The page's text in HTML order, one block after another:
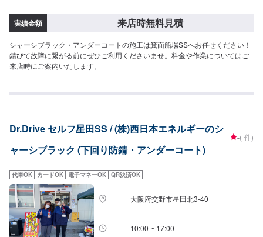
実績金額 来店時無料見積
シャーシブラック・アンダーコートの施工は箕面船場SSへお任せください！
錆びて故障に繋がる前にぜひご利用くださいませ。料金や作業についてはご
来店時にご案内いたします。
Dr.Drive セルフ星田SS / (株)西日本エネルギーのシ
ャーシブラック (下回り防錆・アンダーコート)
-(-件)
代車OK カードOK 電子マネーOK QR決済OK
大阪府交野市星田北3-40
10:00 ~ 17:00